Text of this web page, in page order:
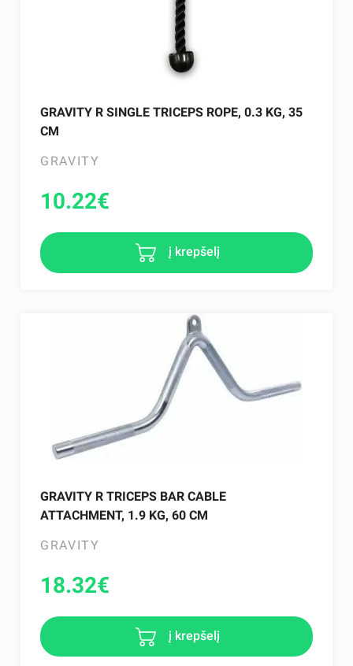
GRAVITY R SINGLE TRICEPS ROPE, 0.3 KG, 35
CM
GRAVITY
10.22€
į krepšelį
GRAVITY R TRICEPS BAR CABLE
ATTACHMENT, 1.9 KG, 60 CM
GRAVITY
18.32€
į krepšelį